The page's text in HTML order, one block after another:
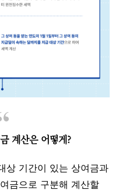
계산은 어떻게?
상 기간이 있는 상여금과
금으로 구분해 계산할